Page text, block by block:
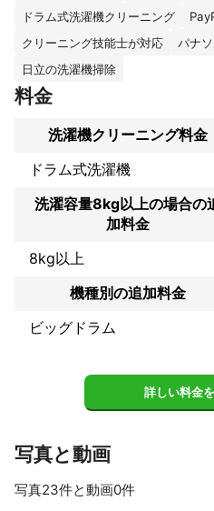
洗濯機は毎日使う家電製品の一つ
生活の必需品だからこそ手の行き
必要だと考えています♪
これまでの実績
高品質なのに低価格⭐️最高のコス
沢山のご縁とご支援をいただき
モアナクリーンを立ち上げるに至
多い時で月１００件を超えるご依
嬉しい悲鳴の中、スタッフ一丸と
モアナクリーンはハートフルで感
期待を超えていきます☆
モアナクリーンは皆様の笑顔でも
来ます！
【モアナクリーンから３つのお約束
ています。お客様からの信頼を得
ドラム式洗濯機クリーニング
クリーニング技能士が対応
パナ
日立の洗濯機掃除
料金
洗濯機クリーニング料金
ドラム式洗濯機
洗濯容量8kg以上の場合の
加料金
8kg以上
機種別の追加料金
ビッグドラム
詳しい料金
写真と動画
写真23件と動画0件